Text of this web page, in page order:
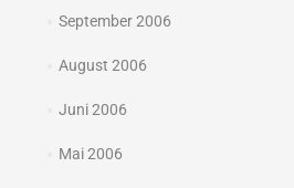
September 2006
August 2006
Juni 2006
Mai 2006